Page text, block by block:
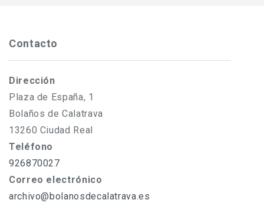
Contacto
Dirección
Plaza de España, 1
Bolaños de Calatrava
13260 Ciudad Real
Teléfono
926870027
Correo electrónico
archivo@bolanosdecalatrava.es